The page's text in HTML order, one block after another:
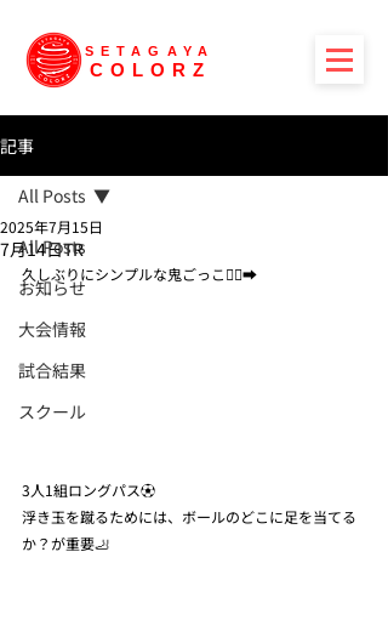
SETAGAYA
COLORZ
記事
All Posts
お知らせ
大会情報
試合結果
スクール
All Posts
7月14日TR
2025年7月15日
久しぶりにシンプルな鬼ごっこ🏃‍♀️‍➡️
3人1組ロングパス⚽️
浮き玉を蹴るためには、ボールのどこに足を当てる
か？が重要🦶